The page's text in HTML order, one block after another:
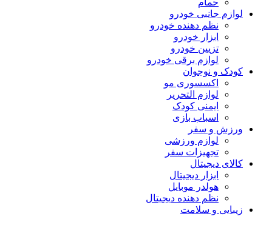
حمام
لوازم جانبی خودرو
نظم دهنده خودرو
ابزار خودرو
تزیین خودرو
لوازم برقی خودرو
کودک و نوجوان
اکسسوری مو
لوازم التحریر
ایمنی کودک
اسباب بازی
ورزش و سفر
لوازم ورزشی
تجهیزات سفر
کالای دیجیتال
ابزار دیجیتال
هولدر موبایل
نظم دهنده دیجیتال
زیبایی و سلامت